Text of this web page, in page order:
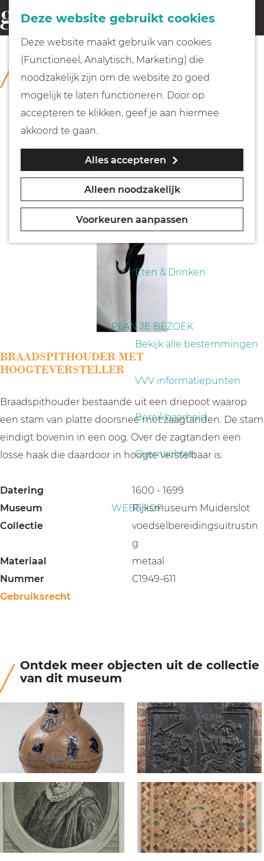
Deze website gebruikt cookies
Deze website maakt gebruik van cookies
(Functioneel, Analytisch, Marketing) die
noodzakelijk zijn om de website zo goed
mogelijk te laten functioneren. Door op
accepteren te klikken, geef je aan hiermee
akkoord te gaan.
Alles accepteren
Alleen noodzakelijk
Voorkeuren aanpassen
G
a
Fietsen
Wandelen
Geocachen
Naar het museum
Eten & Drinken
PLAN JE BEZOEK
Bekijk alle bestemmingen
VVV informatiepunten
Bereikbaarheid
Overnachten
WEBSHOP
o
e
k
e
n
COLLECTIE
Rijksmuseum Muiderslot
BRAADSPITHOUDER MET
HOOGTEVERSTELLER
Braadspithouder bestaande uit een driepoot waarop
een stam van platte doorsnee met zaagtanden. De stam
eindigt bovenin in een oog. Over de zagtanden een
losse haak die daardoor in hoogte verstelbaar is.
Datering
1600 - 1699
Museum
Rijksmuseum Muiderslot
Collectie
voedselbereidingsuitrustin
g
Materiaal
metaal
Nummer
C1949-611
Gebruiksrecht
Ontdek meer objecten uit de collectie
van dit museum